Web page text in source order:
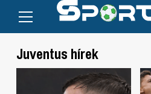
content
Menu
Juventus hírek